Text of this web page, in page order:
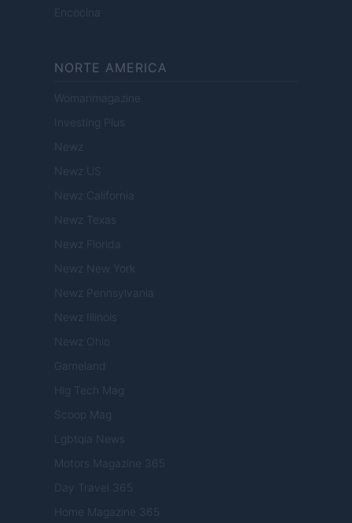
Encocina
NORTE AMERICA
Womanmagazine
Investing Plus
Newz
Newz US
Newz California
Newz Texas
Newz Florida
Newz New York
Newz Pennsylvania
Newz Illinois
Newz Ohio
Gameland
Hig Tech Mag
Scoop Mag
Lgbtqia News
Motors Magazine 365
Day Travel 365
Home Magazine 365